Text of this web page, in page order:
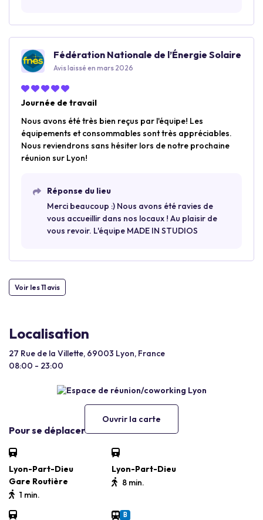
Fédération Nationale de l’Énergie Solaire
Avis laissé en mars 2026
Journée de travail
Nous avons été très bien reçus par l'équipe! Les
équipements et consommables sont très appréciables.
Nous reviendrons sans hésiter lors de notre prochaine
réunion sur Lyon!
Réponse du lieu
Merci beaucoup :) Nous avons été ravies de
vous accueillir dans nos locaux ! Au plaisir de
vous revoir. L'équipe MADE IN STUDIOS
Voir les 11 avis
Localisation
27 Rue de la Villette, 69003 Lyon, France
08:00 - 23:00
Ouvrir la carte
Pour se déplacer
Lyon-Part-Dieu
Gare Routière
1 min.
Lyon-Part-Dieu
8 min.
B